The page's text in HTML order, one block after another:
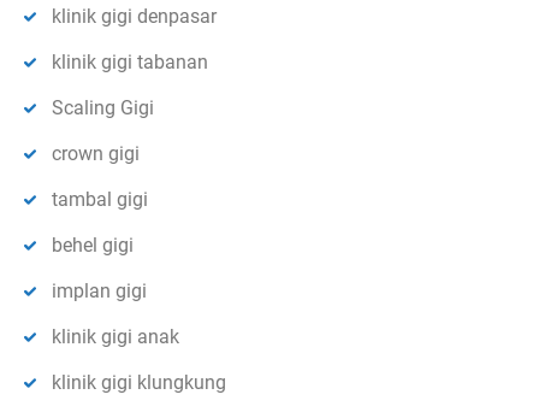
klinik gigi denpasar
klinik gigi tabanan
Scaling Gigi
crown gigi
tambal gigi
behel gigi
implan gigi
klinik gigi anak
klinik gigi klungkung